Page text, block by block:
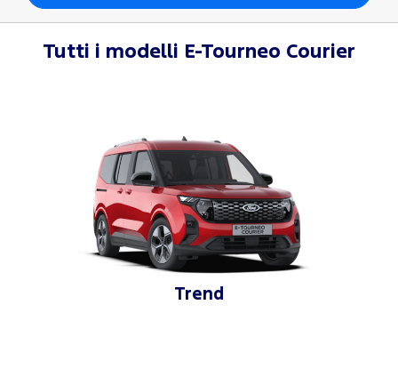
Tutti i modelli E-Tourneo Courier
Trend